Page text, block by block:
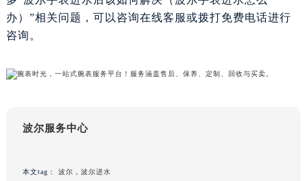
黑龙江省黑河市爱辉区中央街波尔售后服务中心（需提前预约）
黑龙江省伊春市伊美区通河路波尔售后服务中心（需提前预约）
办）”相关问题，可以咨询在线客服或拨打免费电话进行
咨询。
波尔服务中心
本文tag： 波尔 波尔进水